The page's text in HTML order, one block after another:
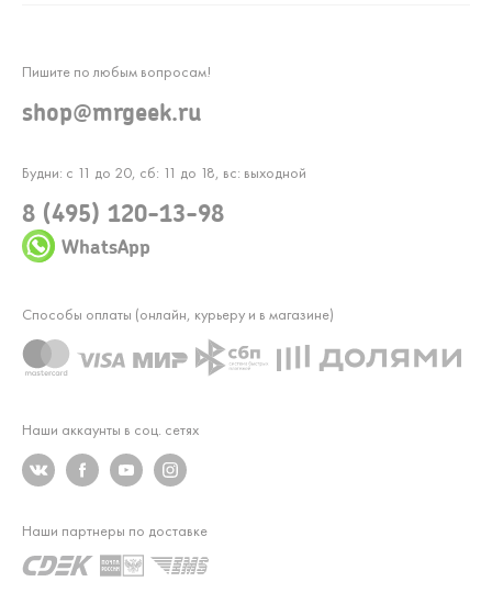
Будни: с 11 до 20, сб: 11 до 18, вс: выходной
8 (495) 120-13-98
WhatsApp
Пишите по любым вопросам!
shop@mrgeek.ru
Наши аккаунты в соц. сетях
Способы оплаты (онлайн, курьеру и в магазине)
Наши партнеры по доставке